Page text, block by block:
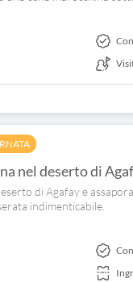
nel deserto di
di Agafay e
indimenticabile.